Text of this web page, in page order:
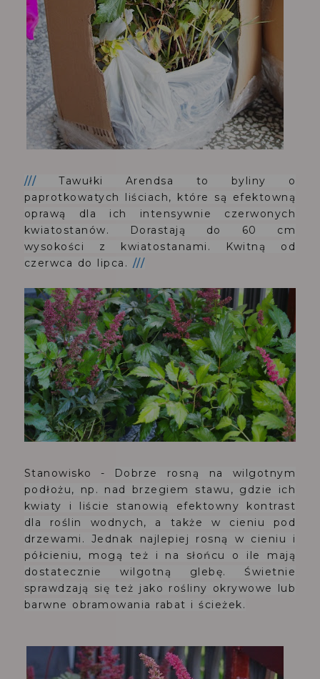
///Tawułki Arendsa to byliny o
paprotkowatych liściach, które są
efektowną
oprawą dla ich intensywnie czerwonych
kwiatostanów.
Dorastają do 60 cm
wysokości z kwiatostanami.
Kwitną od
czerwca do lipca. ///
Stanowisko -
Dobrze rosną na wilgotnym
podłożu, np. nad brzegiem stawu, gdzie ich
kwiaty i liście stanowią efektowny kontrast
dla roślin wodnych, a także w cieniu pod
drzewami. Jednak najlepiej rosną w cieniu i
półcieniu, mogą też i na słońcu o ile mają
dostatecznie wilgotną glebę. Świetnie
sprawdzają się też jako rośliny okrywowe lub
barwne obramowania rabat i ścieżek.